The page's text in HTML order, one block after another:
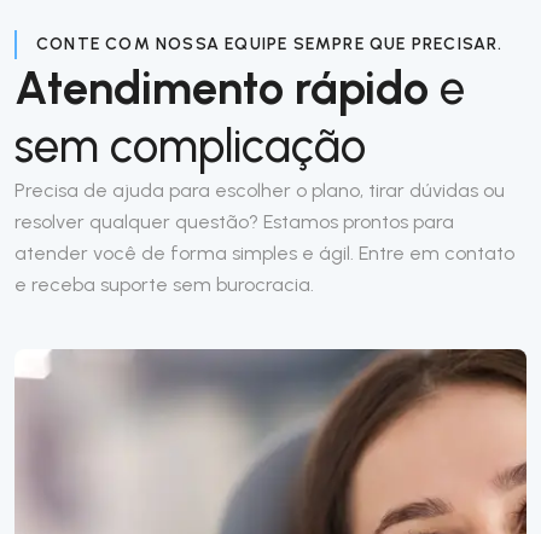
CONTE COM NOSSA EQUIPE SEMPRE QUE PRECISAR.
Atendimento rápido e
sem complicação
Precisa de ajuda para escolher o plano, tirar dúvidas ou
resolver qualquer questão? Estamos prontos para
atender você de forma simples e ágil. Entre em contato
e receba suporte sem burocracia.